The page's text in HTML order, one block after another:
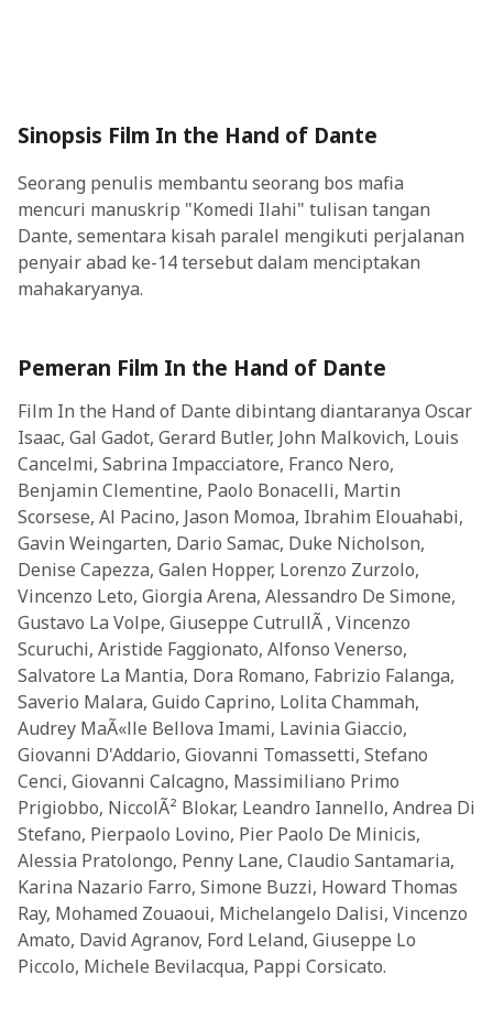
Sinopsis Film In the Hand of Dante
Seorang penulis membantu seorang bos mafia
mencuri manuskrip "Komedi Ilahi" tulisan tangan
Dante, sementara kisah paralel mengikuti perjalanan
penyair abad ke-14 tersebut dalam menciptakan
mahakaryanya.
Pemeran Film In the Hand of Dante
Film In the Hand of Dante dibintang diantaranya Oscar
Isaac, Gal Gadot, Gerard Butler, John Malkovich, Louis
Cancelmi, Sabrina Impacciatore, Franco Nero,
Benjamin Clementine, Paolo Bonacelli, Martin
Scorsese, Al Pacino, Jason Momoa, Ibrahim Elouahabi,
Gavin Weingarten, Dario Samac, Duke Nicholson,
Denise Capezza, Galen Hopper, Lorenzo Zurzolo,
Vincenzo Leto, Giorgia Arena, Alessandro De Simone,
Gustavo La Volpe, Giuseppe CutrullÃ , Vincenzo
Scuruchi, Aristide Faggionato, Alfonso Venerso,
Salvatore La Mantia, Dora Romano, Fabrizio Falanga,
Saverio Malara, Guido Caprino, Lolita Chammah,
Audrey MaÃ«lle Bellova Imami, Lavinia Giaccio,
Giovanni D'Addario, Giovanni Tomassetti, Stefano
Cenci, Giovanni Calcagno, Massimiliano Primo
Prigiobbo, NiccolÃ² Blokar, Leandro Iannello, Andrea Di
Stefano, Pierpaolo Lovino, Pier Paolo De Minicis,
Alessia Pratolongo, Penny Lane, Claudio Santamaria,
Karina Nazario Farro, Simone Buzzi, Howard Thomas
Ray, Mohamed Zouaoui, Michelangelo Dalisi, Vincenzo
Amato, David Agranov, Ford Leland, Giuseppe Lo
Piccolo, Michele Bevilacqua, Pappi Corsicato.